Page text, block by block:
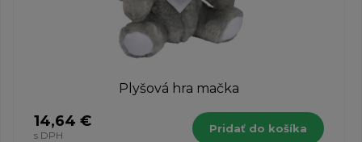
Plyšová hra mačka
14,64 €
s DPH
Pridať do košíka